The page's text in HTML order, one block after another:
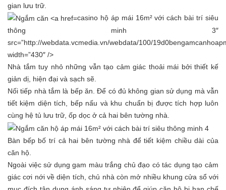
gian lưu trữ.
casino hộ áp mái 16m² với cách bài trí siêu
thông minh 3″
src=”http://webdata.vcmedia.vn/webdata/100/
width=”430″ />
Nhà tắm tuy nhỏ những vẫn tạo cảm giác thoải mái bởi thiết kế
giản dị, hiện đại và sạch sẽ.
Nối tiếp nhà tắm là bếp ăn. Để có đủ không gian sử dụng mà vẫn
tiết kiệm diện tích, bếp nấu và khu chuẩn bị được tích hợp luôn
cùng hệ tủ lưu trữ, ốp dọc ở cả hai bên tường nhà.
Bàn bếp bố trí cả hai bên tường nhà để tiết kiệm chiều dài của
căn hộ.
Ngoài việc sử dụng gam màu trắng chủ đạo có tác dụng tạo cảm
giác cơi nới về diện tích, chủ nhà còn mở nhiều khung cửa sổ với